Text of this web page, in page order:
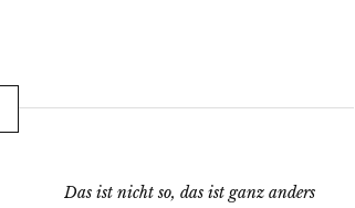
Das ist nicht so, das ist ganz anders